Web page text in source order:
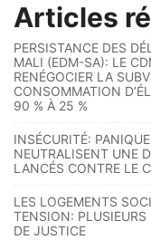
Articles
PERSISTANCE DES
MALI (EDM-SA): LE
RENÉGOCIER LA
CONSOMMATION
90 % À 25 %
INSÉCURITÉ:
NEUTRALISENT UNE
LANCÉS CONTRE LE
LES LOGEMENTS
TENSION: PLUSIEURS
DE JUSTICE